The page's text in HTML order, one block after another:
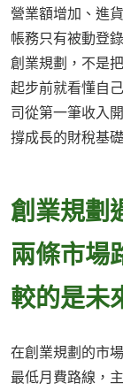
營業額增加、進
帳務只有被動登
創業規劃，不是
起步前就看懂自
司從第一筆收入
撐成長的財稅基
創業規劃
兩條市場
較的是未
在創業規劃的市
最低月費路線，